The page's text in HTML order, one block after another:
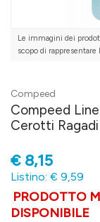
Le immagini dei
scopo di rappresentare
Compeed
Compeed
Cerotti
€ 8,15
Listino: € 9,59
PRODOTTO
DISPONIBILE